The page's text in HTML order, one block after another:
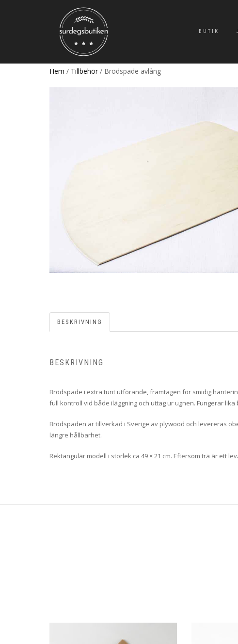
BUTIK
Hem / Tillbehör / Brödspade avlång
BESKRIVNING
BESKRIVNING
Brödspade i extra tunt utförande, framtagen för smidig
full kontroll vid både iläggning och uttag ur ugnen. Fungerar lika
Brödspaden är tillverkad i Sverige av plywood och levereras
längre hållbarhet.
Rektangulär modell i storlek ca 49 × 21 cm. Eftersom trä är ett